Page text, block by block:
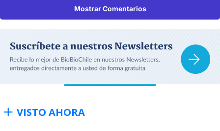
Mostrar Comentarios
VISTO AHORA